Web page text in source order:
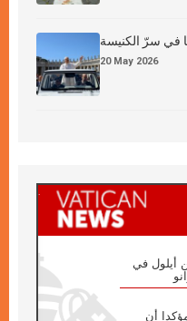
في سرّ الكنيسة
20 May 2026
أيلول في
أن